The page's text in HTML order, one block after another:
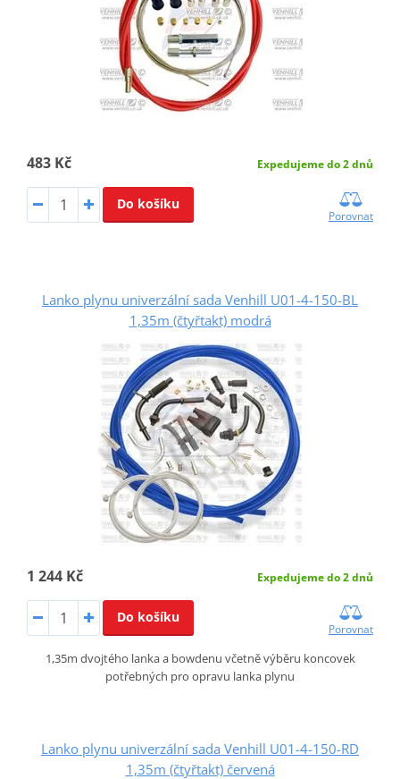
483 Kč Expedujeme do 2 dnů
Do košíku
Porovnat
Lanko plynu univerzální sada Venhill U01-4-150-BL
1,35m (čtyřtakt) modrá
1 244 Kč Expedujeme do 2 dnů
Do košíku
Porovnat
1,35m dvojtého lanka a bowdenu včetně výběru koncovek
potřebných pro opravu lanka plynu
Lanko plynu univerzální sada Venhill U01-4-150-RD
1,35m (čtyřtakt) červená